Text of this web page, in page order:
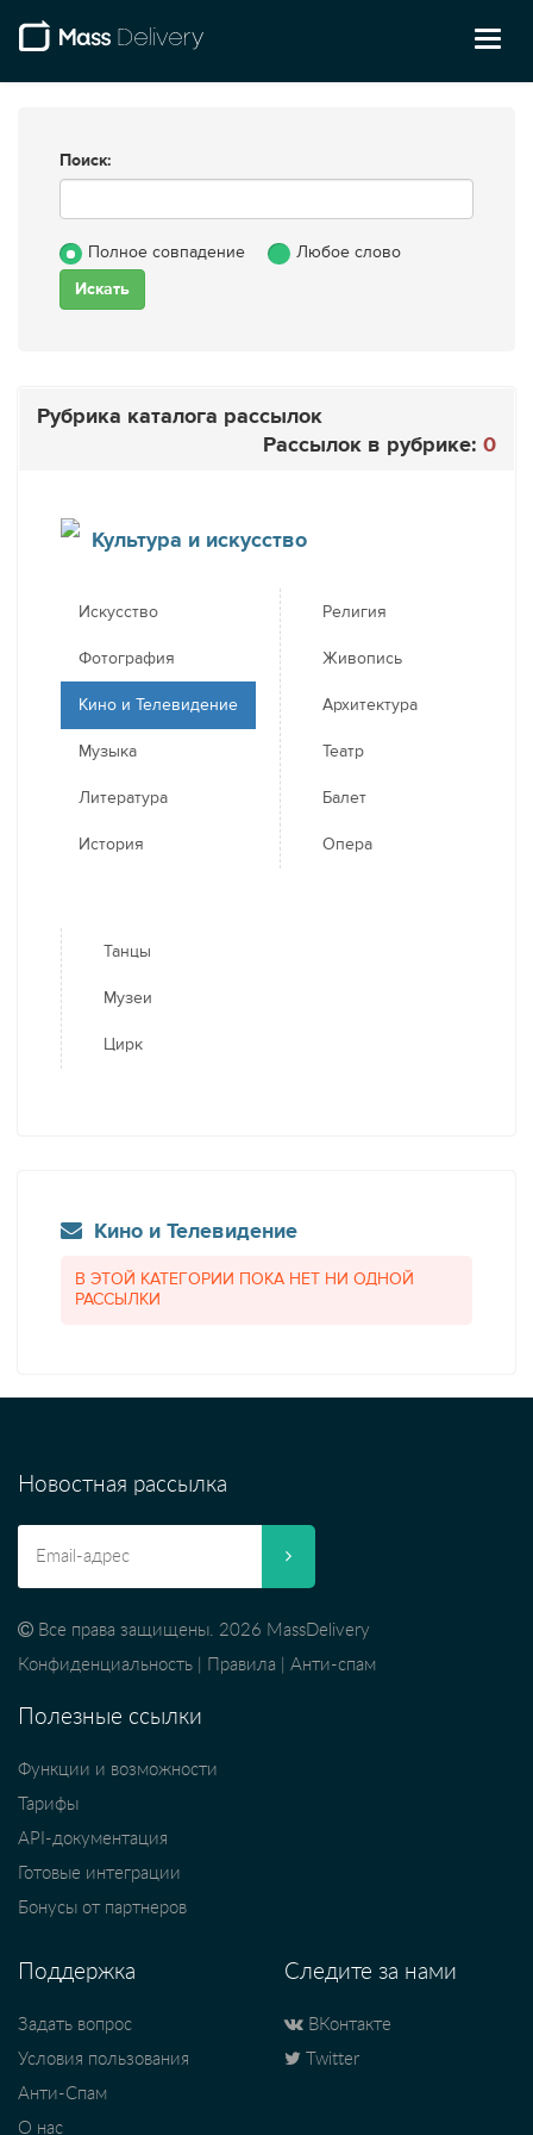
Поиск:
Полное совпадение Любое слово
Рубрика каталога рассылок
Рассылок в рубрике: 0
Культура и искусство
Искусство
Фотография
Кино и Телевидение
Музыка
Литература
История
Религия
Живопись
Архитектура
Театр
Балет
Опера
Танцы
Музеи
Цирк
Кино и Телевидение
В ЭТОЙ КАТЕГОРИИ ПОКА НЕТ НИ ОДНОЙ
РАССЫЛКИ
Новостная рассылка
Все права защищены. 2026 MassDelivery
Конфиденциальность
Правила Анти-спам
Полезные ссылки
Функции и возможности
Тарифы
API-документация
Готовые интеграции
Бонусы от партнеров
Поддержка
Задать вопрос
Условия пользования
Анти-Спам
О нас
Следите за нами
ВКонтакте
Twitter